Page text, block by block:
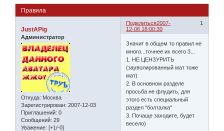
Правила
Поделиться 1
2007-
12-06 18:00:30
JustAPig
Администратор
Откуда: Москва
Зарегистрирован: 2007-12-03
Приглашений: 0
Сообщений: 29
Уважение: [+1/-0]
Значит в общем то правил не
много...точнее их всего 3...
1. НЕ ЦЕНЗУРИТЬ
(зауволированный мат тоже
мат)
2. В основном разделе
просьба не флудить, для
этого есть специальный
раздел "болталка"
3. Почаще заходите, будет
весело)